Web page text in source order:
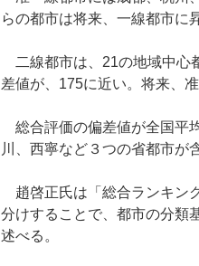
らの都市は将来、一線都市に
二線都市は、21の地域中心
差値が、175に近い。将来、
総合評価の偏差値が全国平
川、西寧など３つの省都市が
趙啓正氏は「総合ランキン
分けすることで、都市の分類
述べる。